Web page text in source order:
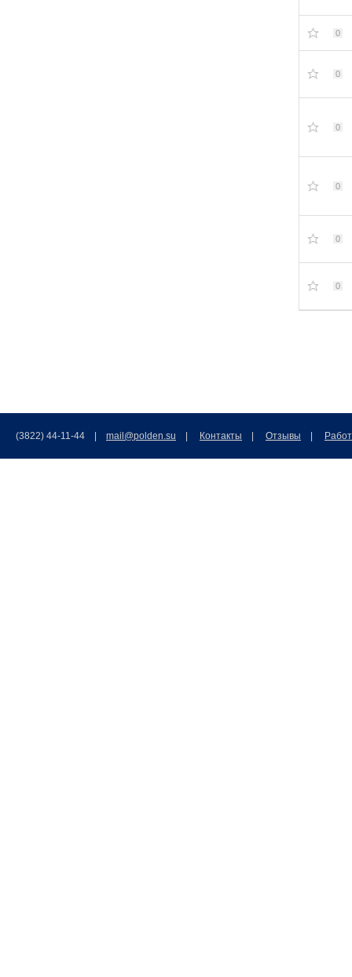
0
0
0
0
0
0
(3822) 44-11-44 | mail@polden.su Контакты Отзывы